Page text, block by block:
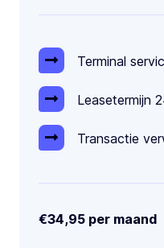
Terminal
Leasetermijn
Transactie
€34,95 per maand